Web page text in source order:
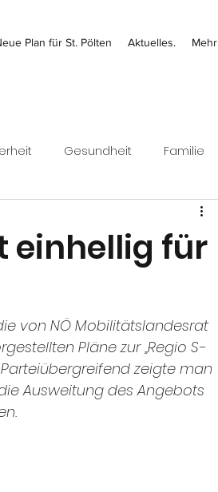
Plan für St. Pölten Aktuelles. Mehr
Gesundheit Familie
Umwelt
einhellig für
von NÖ Mobilitätslandesrat
Pläne zur „Regio S-
zeigte man
Ausweitung des Angebots